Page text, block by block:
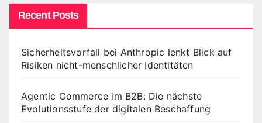
Recent Posts
Sicherheitsvorfall bei Anthropic lenkt Blick auf
Risiken nicht-menschlicher Identitäten
Agentic Commerce im B2B: Die nächste
Evolutionsstufe der digitalen Beschaffung